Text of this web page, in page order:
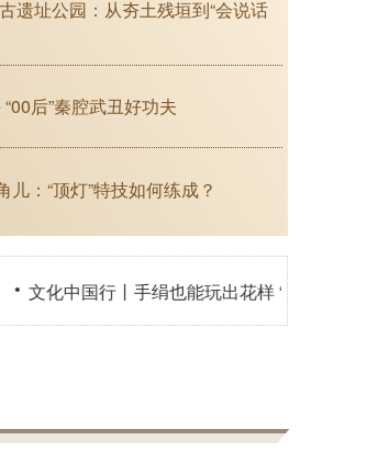
博物馆之夜丨探访上博“
遗址公园：从夯土残垣到“会说话
后”秦腔武丑好功夫
儿：“顶灯”特技如何练成？
行丨手绢也能玩出花样 “00后”秦腔演员指尖